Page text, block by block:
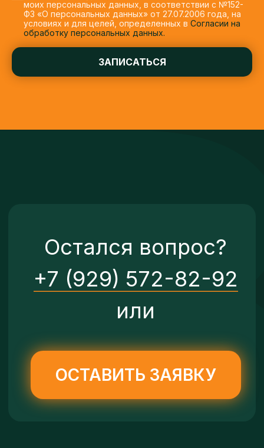
моих персональных данных, в соответствии с №152-
ФЗ «О персональных данных» от 27.07.2006 года, на
условиях и для целей, определенных в Согласии на
обработку персональных данных.
ЗАПИСАТЬСЯ
При копировании информации ссылка на
АНО «Школа искусств Бит Соул Степ (Ритмичный
шаг души)»,
ИНН\КПП 7727434331\772701001,
конфиденциальности